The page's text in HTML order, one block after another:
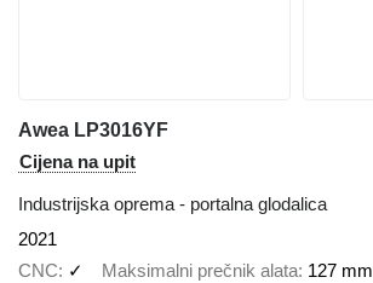
Awea LP3016YF
Cijena na upit
Industrijska oprema - portalna glodalica
2021
CNC
✓ Maksimalni prečnik alata 127 mm